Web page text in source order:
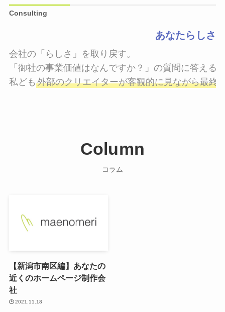
Consulting
あなたらしさ
会社の「らしさ」を取り戻す。
「御社の事業価値はなんですか？」の質問に答える
私ども 外部のクリエイターが客観的に見ながら最終
Column
コラム
【新潟市南区編】あなたの
近くのホームページ制作会
社
2021.11.18